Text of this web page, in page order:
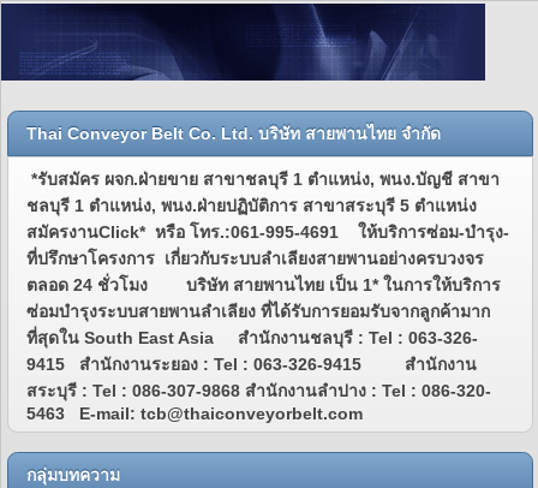
Thai Conveyor Belt Co. Ltd. บริษัท สายพานไทย จำกัด
*รับสมัคร ผจก.ฝ่ายขาย สาขาชลบุรี 1 ตำแหน่ง, พนง.บัญชี สาขา
ชลบุรี 1 ตำแหน่ง, พนง.ฝ่ายปฏิบัติการ สาขาสระบุรี 5 ตำแหน่ง
สมัครงานClick* หรือ โทร.:061-995-4691 ให้บริการซ่อม-บำรุง-
ที่ปรึกษาโครงการ เกี่ยวกับระบบลำเลียงสายพานอย่างครบวงจร
ตลอด 24 ชั่วโมง บริษัท สายพานไทย เป็น 1* ในการให้บริการ
ซ่อมบำรุงระบบสายพานลำเลียง ที่ได้รับการยอมรับจากลูกค้ามาก
ที่สุดใน South East Asia สำนักงานชลบุรี : Tel : 063-326-
9415 สำนักงานระยอง : Tel : 063-326-9415 สำนักงาน
สระบุรี : Tel : 086-307-9868 สำนักงานลำปาง : Tel : 086-320-
5463 E-mail: tcb@thaiconveyorbelt.com
กลุ่มบทความ